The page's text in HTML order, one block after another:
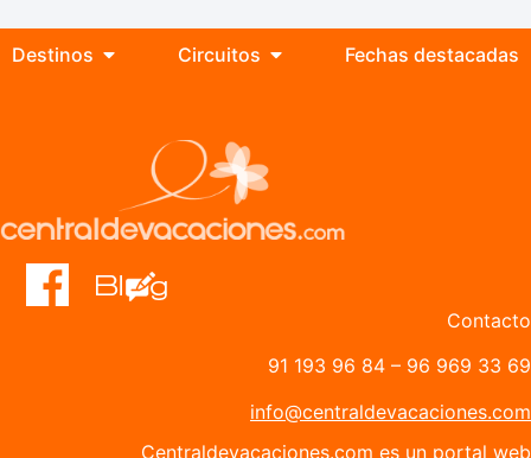
Destinos Circuitos Fechas destacadas
Contacto
91 193 96 84 – 96 969 33 69
info@centraldevacaciones.com
Centraldevacaciones.com es un portal web